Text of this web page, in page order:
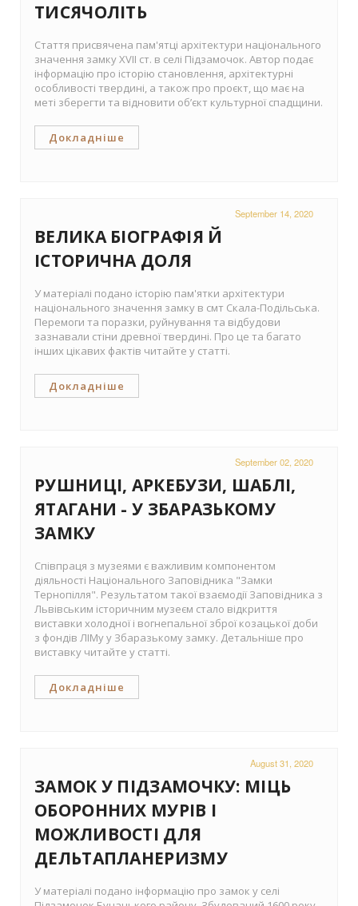
ТИСЯЧОЛІТЬ
Стаття присвячена пам'ятці архітектури національного
значення замку ХVІІ ст. в селі Підзамочок. Автор подає
інформацію про історію становлення, архітектурні
особливості твердині, а також про проєкт, що має на
меті зберегти та відновити об’єкт культурної спадщини.
Докладніше
September 14, 2020
ВЕЛИКА БІОГРАФІЯ Й
ІСТОРИЧНА ДОЛЯ
У матеріалі подано історію пам'ятки архітектури
національного значення замку в смт Скала-Подільська.
Перемоги та поразки, руйнування та відбудови
зазнавали стіни древної твердині. Про це та багато
інших цікавих фактів читайте у статті.
Докладніше
September 02, 2020
РУШНИЦІ, АРКЕБУЗИ, ШАБЛІ,
ЯТАГАНИ - У ЗБАРАЗЬКОМУ
ЗАМКУ
Співпраця з музеями є важливим компонентом
діяльності Національного Заповідника "Замки
Тернопілля". Результатом такої взаємодії Заповідника з
Львівським історичним музеєм стало відкриття
виставки холодної і вогнепальної зброї козацької доби
з фондів ЛІМу у Збаразькому замку. Детальніше про
виставку читайте у статті.
Докладніше
August 31, 2020
ЗАМОК У ПІДЗАМОЧКУ: МІЦЬ
ОБОРОННИХ МУРІВ І
МОЖЛИВОСТІ ДЛЯ
ДЕЛЬТАПЛАНЕРИЗМУ
У матеріалі подано інформацію про замок у селі